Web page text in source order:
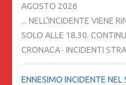
AGOSTO 2026
... NELL'INCIDENTE VIENE
SOLO ALLE 18.30.
CRONACA · INCIDENTI
ENNESIMO INCIDENTE